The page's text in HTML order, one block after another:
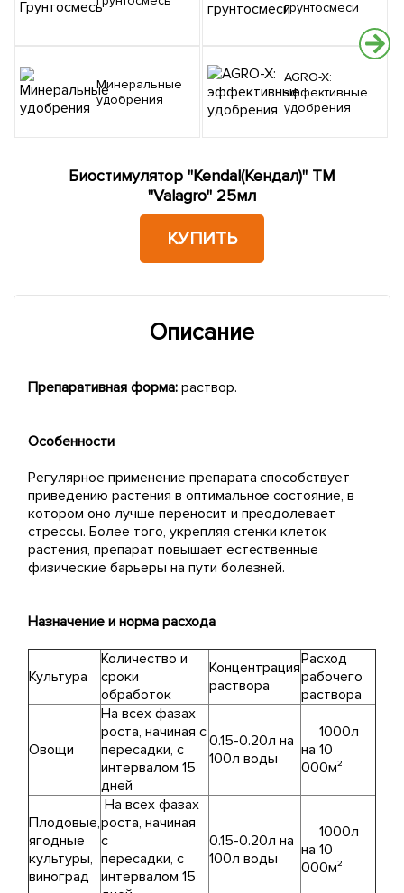
Минеральные
удобрения
грунтосмеси
AGRO-X:
эффективные
удобрения
Биостимулятор "Kendal(Кендал)" ТМ
"Valagro" 25мл
КУПИТЬ
Описание
Препаративная форма: раствор.
Особенности
Регулярное применение препарата способствует
приведению растения в оптимальное состояние, в
котором оно лучше переносит и преодолевает
стрессы. Более того, укрепляя стенки клеток
растения, препарат повышает естественные
физические барьеры на пути болезней.
Назначение и норма расхода
Культура
Количество и
сроки
обработок
Концентрация
раствора
Расход
рабочего
раствора
Овощи
На всех фазах
роста, начиная с
пересадки, с
интервалом 15
дней
0.15-0.20л на
100л воды
1000л
на 10
000м²
Плодовые,
ягодные
культуры,
виноград
На всех фазах
роста, начиная
с
пересадки, с
интервалом 15
0.15-0.20л на
100л воды
1000л
на 10
000м²